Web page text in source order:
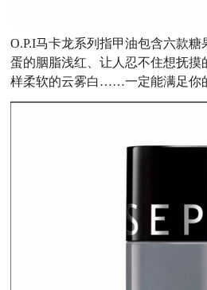
O.P.I马卡龙系列指甲油包含六款
蛋的胭脂浅红、让人忍不住想抚摸
样柔软的云雾白……一定能满足你